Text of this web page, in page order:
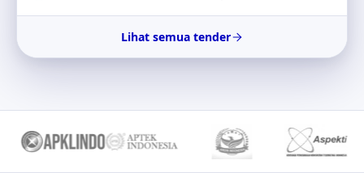
Lihat semua tender